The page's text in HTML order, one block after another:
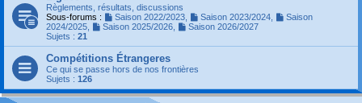
Règlements, résultats, discussions
Sous-forums :
Saison 2022/2023, Saison 2023/2024,
Saison
2024/2025
Saison 2025/2026,
Saison 2026/2027
Sujets : 21
Compétitions Étrangeres
Ce qui se passe hors de nos frontières
Sujets : 126